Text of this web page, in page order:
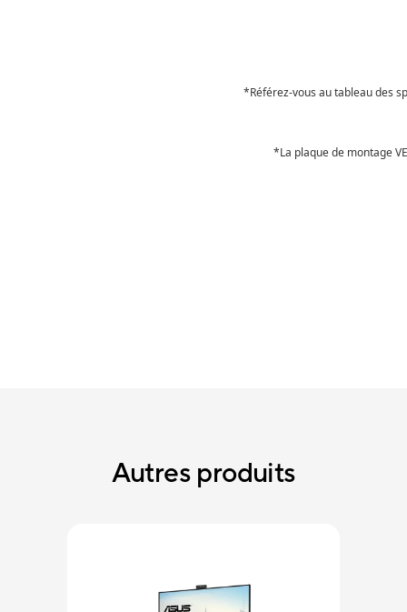
*Référez-vous au tableau des
*La plaque de montage
Autres produits